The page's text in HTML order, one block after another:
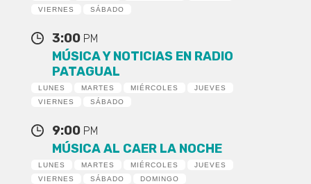
VIERNES
SÁBADO
3:00 PM
MÚSICA Y NOTICIAS EN RADIO
PATAGUAL
LUNES MARTES MIÉRCOLES
JUEVES
VIERNES
SÁBADO
9:00 PM
MÚSICA AL CAER LA NOCHE
LUNES MARTES MIÉRCOLES
JUEVES
VIERNES
SÁBADO DOMINGO